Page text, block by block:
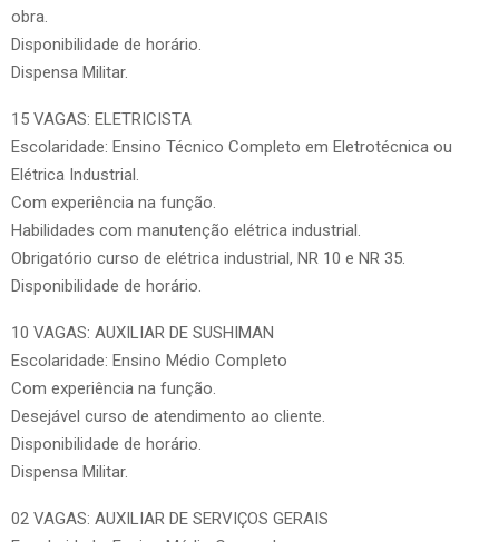
obra.
Disponibilidade de horário.
Dispensa Militar.
15 VAGAS: ELETRICISTA
Escolaridade: Ensino Técnico Completo em Eletrotécnica ou
Elétrica Industrial.
Com experiência na função.
Habilidades com manutenção elétrica industrial.
Obrigatório curso de elétrica industrial, NR 10 e NR 35.
Disponibilidade de horário.
10 VAGAS: AUXILIAR DE SUSHIMAN
Escolaridade: Ensino Médio Completo
Com experiência na função.
Desejável curso de atendimento ao cliente.
Disponibilidade de horário.
Dispensa Militar.
02 VAGAS: AUXILIAR DE SERVIÇOS GERAIS